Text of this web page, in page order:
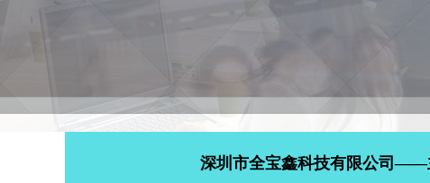
深圳市全宝鑫科技有限公司——